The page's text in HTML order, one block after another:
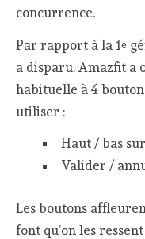
concurrence.
Par rapport à la 1e
a disparu. Amazfit a
habituelle à 4
utiliser :
Haut / bas
Valider /
Les boutons
font qu’on les